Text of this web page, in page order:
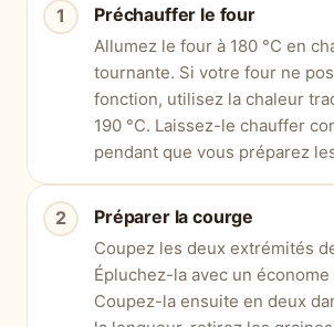
Préchauffer le four
Allumez le four à 180 °C en
tournante. Si votre four ne
fonction, utilisez la chaleur
190 °C. Laissez-le chauffer
pendant que vous préparez
Préparer la courge
Coupez les deux extrémités
Épluchez-la avec un économe
Coupez-la ensuite en deux